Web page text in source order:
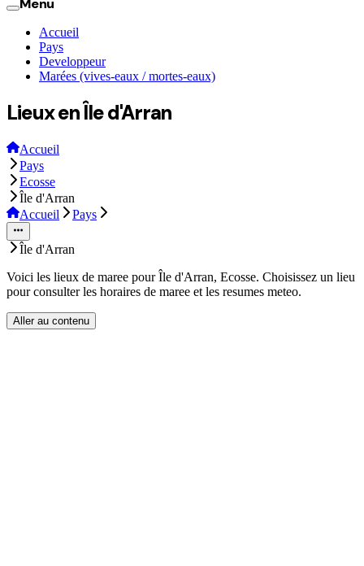
Accueil
Pays
Developpeur
Marées (vives-eaux / mortes-eaux)
Lieux en Île d'Arran
Accueil
Pays
Ecosse
Île d'Arran
Accueil
Pays
Île d'Arran
Voici les lieux de maree pour Île d'Arran, Ecosse. Choisissez un lieu
pour consulter les horaires de maree et les resumes meteo.
Aller au contenu